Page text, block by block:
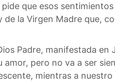
que esos
la Virgen Madre que,
Padre, manifestada en
pero no va a ser
mientras a